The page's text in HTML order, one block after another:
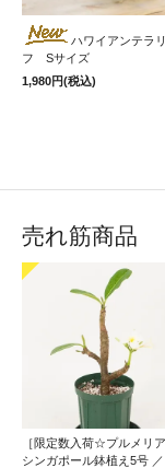
ハワイアンテラ
フ Sサイズ
1,980円(税込)
売れ筋商品
［限定数入荷☆プルメリア
シンガポール鉢植え5号 ／